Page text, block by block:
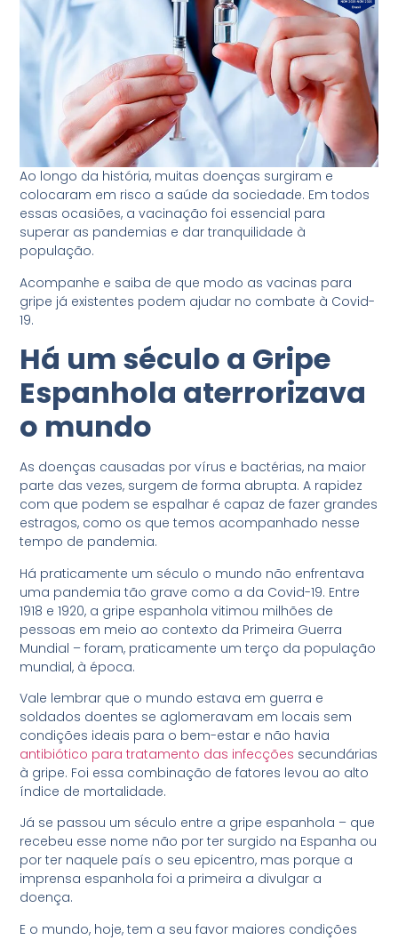
Ao longo da história, muitas doenças surgiram e
colocaram em risco a saúde da sociedade. Em todos
essas ocasiões, a vacinação foi essencial para
superar as pandemias e dar tranquilidade à
população.
Acompanhe e saiba de que modo as vacinas para
gripe já existentes podem ajudar no combate à Covid-
19.
Há um século a Gripe
Espanhola aterrorizava
o mundo
As doenças causadas por vírus e bactérias, na maior
parte das vezes, surgem de forma abrupta. A rapidez
com que podem se espalhar é capaz de fazer grandes
estragos, como os que temos acompanhado nesse
tempo de pandemia.
Há praticamente um século o mundo não enfrentava
uma pandemia tão grave como a da Covid-19. Entre
1918 e 1920, a gripe espanhola vitimou milhões de
pessoas em meio ao contexto da Primeira Guerra
Mundial – foram, praticamente um terço da população
mundial, à época.
Vale lembrar que o mundo estava em guerra e
soldados doentes se aglomeravam em locais sem
condições ideais para o bem-estar e não havia
antibiótico para tratamento das infecções secundárias
à gripe. Foi essa combinação de fatores levou ao alto
índice de mortalidade.
Já se passou um século entre a gripe espanhola – que
recebeu esse nome não por ter surgido na Espanha ou
por ter naquele país o seu epicentro, mas porque a
imprensa espanhola foi a primeira a divulgar a
doença.
E o mundo, hoje, tem a seu favor maiores condições